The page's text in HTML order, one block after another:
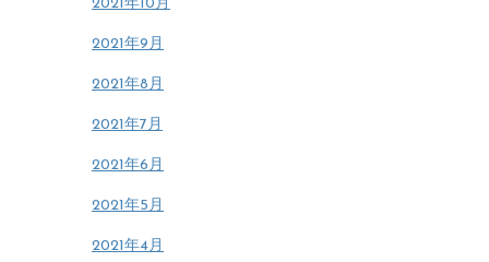
2021年10月
2021年9月
2021年8月
2021年7月
2021年6月
2021年5月
2021年4月